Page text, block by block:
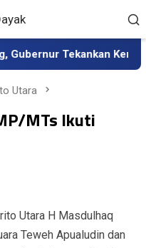
Tekankan Kerja
Utara
MTs Ikuti
Utara H Masdulhaq
Teweh Apualudin dan